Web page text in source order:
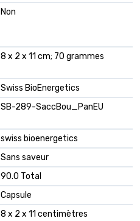
Non
8 x 2 x 11 cm; 70 grammes
Swiss BioEnergetics
SB-289-SaccBou_PanEU
swiss bioenergetics
Sans saveur
90.0 Total
Capsule
8 x 2 x 11 centimètres